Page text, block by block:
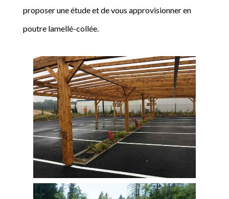
proposer une étude et de vous approvisionner en
poutre lamellé-collée.